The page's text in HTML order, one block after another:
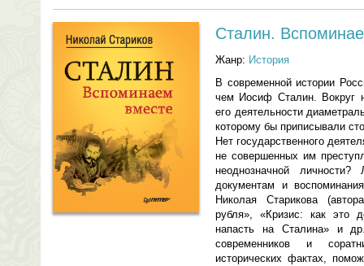
Сталин.
Жанр: История
В современной истории
чем Иосиф Сталин. Вокруг
его деятельности
которому бы приписывали
Нет государственного
не совершенных им
неоднозначной
документам и
Николая Старикова
рубля», «Кризис: как это
напасть на Сталина» и
современников и
исторических фактах,